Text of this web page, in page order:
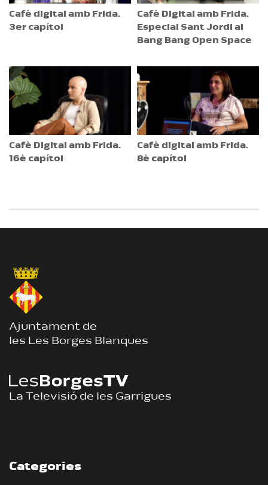
Cafè digital amb Frida.
3er capítol
Cafè Digital amb Frida.
Especial Sant Jordi al
Bang Bang Open Space
Cafè Digital amb Frida.
16è capítol
Cafè digital amb Frida.
8è capítol
Ajuntament de
les Les Borges Blanques
La Televisió de les Garrigues
Categories